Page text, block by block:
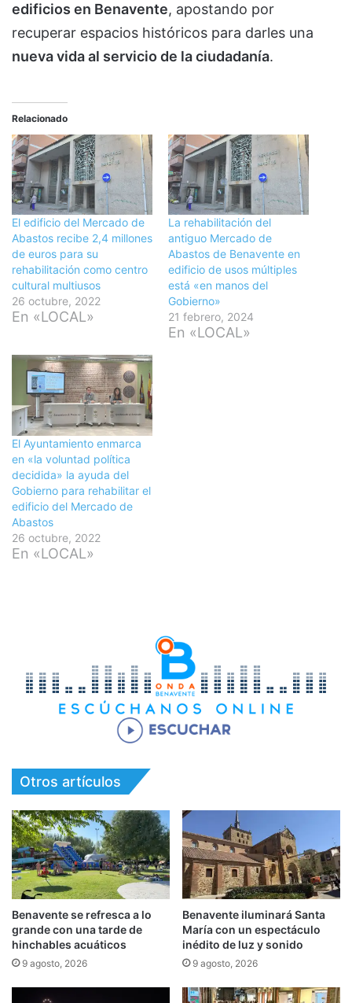
edificios en Benavente, apostando por
recuperar espacios históricos para darles una
nueva vida al servicio de la ciudadanía.
Relacionado
El edificio del Mercado de
Abastos recibe 2,4 millones
de euros para su
rehabilitación como centro
cultural multiusos
26 octubre, 2022
En «LOCAL»
La rehabilitación del
antiguo Mercado de
Abastos de Benavente en
edificio de usos múltiples
está «en manos del
Gobierno»
21 febrero, 2024
En «LOCAL»
El Ayuntamiento enmarca
en «la voluntad política
decidida» la ayuda del
Gobierno para rehabilitar el
edificio del Mercado de
Abastos
26 octubre, 2022
En «LOCAL»
Otros artículos
Benavente se refresca a lo
grande con una tarde de
hinchables acuáticos
9 agosto, 2026
Benavente iluminará Santa
María con un espectáculo
inédito de luz y sonido
9 agosto, 2026